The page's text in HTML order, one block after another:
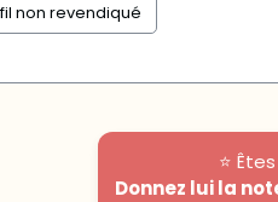
non revendiqué
⭐
Donnez lui la